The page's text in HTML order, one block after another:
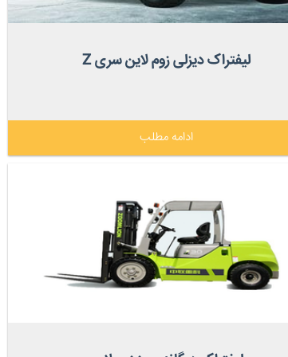
لیفتراک دیزلی زوم لاین سری Z
ادامه مطلب